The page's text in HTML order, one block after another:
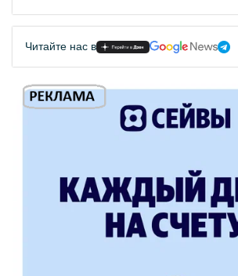
Читайте нас в